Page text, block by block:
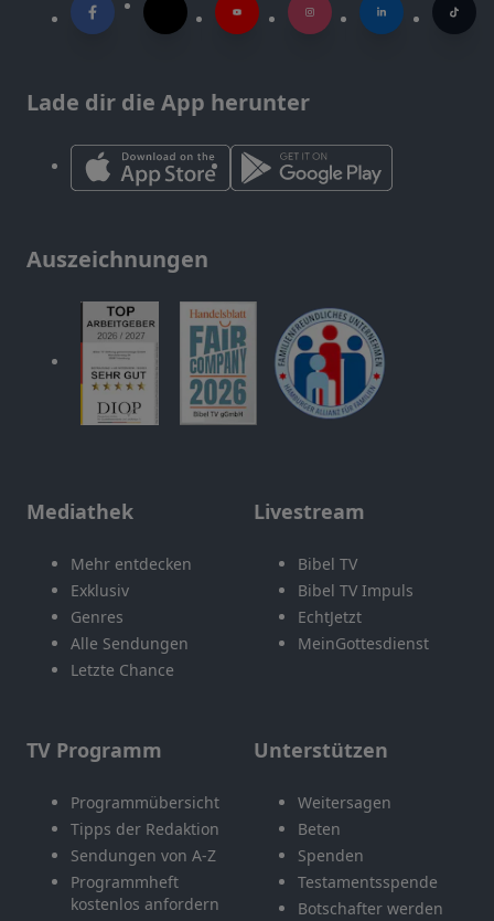
Lade dir die App herunter
Auszeichnungen
Mediathek
Mehr entdecken
Exklusiv
Genres
Alle Sendungen
Letzte Chance
Livestream
Bibel TV
Bibel TV Impuls
EchtJetzt
MeinGottesdienst
TV Programm
Programmübersicht
Tipps der Redaktion
Sendungen von A-Z
Programmheft
kostenlos anfordern
Unterstützen
Weitersagen
Beten
Spenden
Testamentsspende
Botschafter werden